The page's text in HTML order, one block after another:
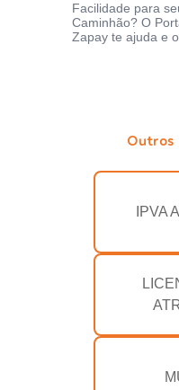
Facilidade para
Caminhão? O
Zapay te ajuda e
Outros
IPVA